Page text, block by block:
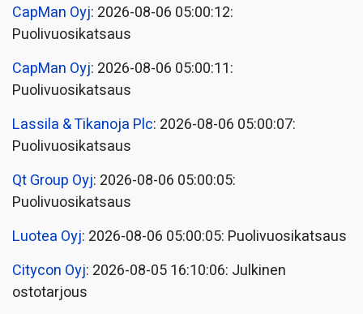
CapMan Oyj: 2026-08-06 05:00:12:
Puolivuosikatsaus
CapMan Oyj: 2026-08-06 05:00:11:
Puolivuosikatsaus
Lassila & Tikanoja Plc: 2026-08-06 05:00:07:
Puolivuosikatsaus
Qt Group Oyj: 2026-08-06 05:00:05:
Puolivuosikatsaus
Luotea Oyj: 2026-08-06 05:00:05: Puolivuosikatsaus
Citycon Oyj: 2026-08-05 16:10:06: Julkinen
ostotarjous